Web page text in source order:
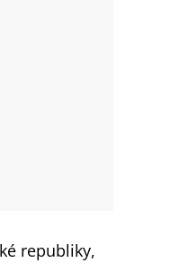
republiky,